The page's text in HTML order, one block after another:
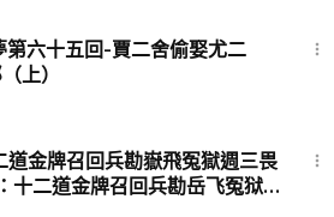
六十五回-賈二舍偷娶尤二
上）
金牌召回兵勘嶽飛冤獄週三畏
十二道金牌召回兵勘岳飞冤狱